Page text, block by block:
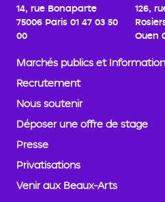
14, rue Bonaparte
75006 Paris 01 47 03 50
00
126,
Ouen
Marchés publics et
Recrutement
Nous soutenir
Déposer une offre de stage
Presse
Privatisations
Venir aux Beaux-Arts